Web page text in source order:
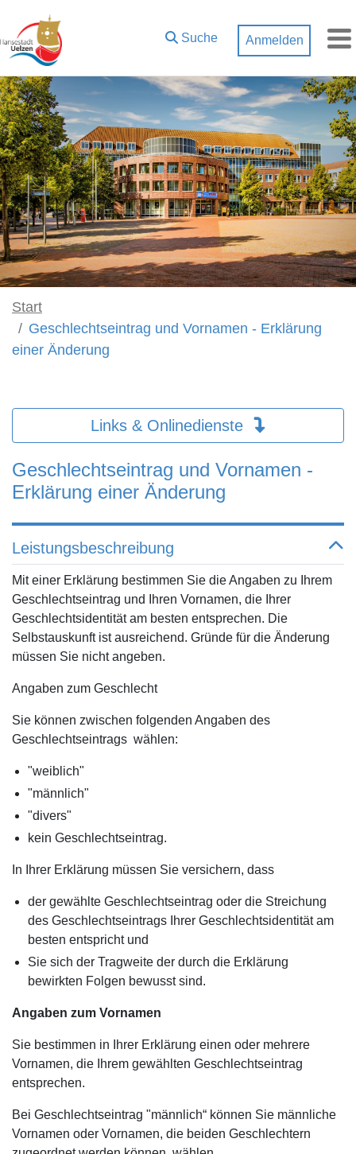
Zum Hauptinhalt springen
Suche
Anmelden
Start
Geschlechtseintrag und Vornamen - Erklärung
einer Änderung
Links & Onlinedienste
Geschlechtseintrag und Vornamen -
Erklärung einer Änderung
Leistungsbeschreibung
Mit einer Erklärung bestimmen Sie die Angaben zu Ihrem
Geschlechtseintrag und Ihren Vornamen, die Ihrer
Geschlechtsidentität am besten entsprechen. Die
Selbstauskunft ist ausreichend. Gründe für die Änderung
müssen Sie nicht angeben.
Angaben zum Geschlecht
Sie können zwischen folgenden Angaben des
Geschlechtseintrags wählen:
"weiblich"
"männlich"
"divers"
kein Geschlechtseintrag.
In Ihrer Erklärung müssen Sie versichern, dass
der gewählte Geschlechtseintrag oder die Streichung
des Geschlechtseintrags Ihrer Geschlechtsidentität am
besten entspricht und
Sie sich der Tragweite der durch die Erklärung
bewirkten Folgen bewusst sind.
Angaben zum Vornamen
Sie bestimmen in Ihrer Erklärung einen oder mehrere
Vornamen, die Ihrem gewählten Geschlechtseintrag
entsprechen.
Bei Geschlechtseintrag "männlich“ können Sie männliche
Vornamen oder Vornamen, die beiden Geschlechtern